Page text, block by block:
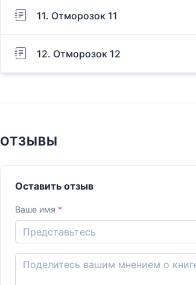
11. Отморозок 11
12. Отморозок 12
ОТЗЫВЫ
Оставить отзыв
Ваше имя *